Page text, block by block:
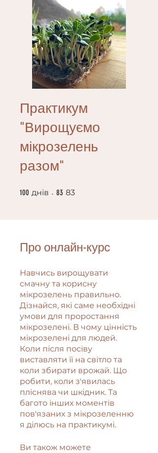
Практикум
"Вирощуємо
мікрозелень
разом"
100 днів 100 днів
83 83
Про онлайн-курс
Навчись вирощувати
смачну та корисну
мікрозелень правильно.
Дізнайся, які саме необхідні
умови для проростання
мікрозелені. В чому цінність
мікрозелені для людей.
Коли після посіву
виставляти її на світло та
коли збирати врожай. Що
робити, коли з'явилась
пліснява чи шкідник. Та
багото інших моментів
пов'язаних з мікрозеленню
я ділюсь на практикумі.
Ви також можете